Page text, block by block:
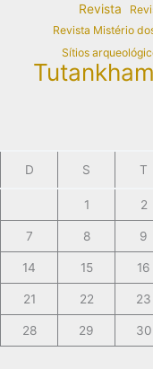
Revista
Revista Mistério
Sítios
D S T
1 2
7 8 9
14 15 16
21 22 23
28 29 30